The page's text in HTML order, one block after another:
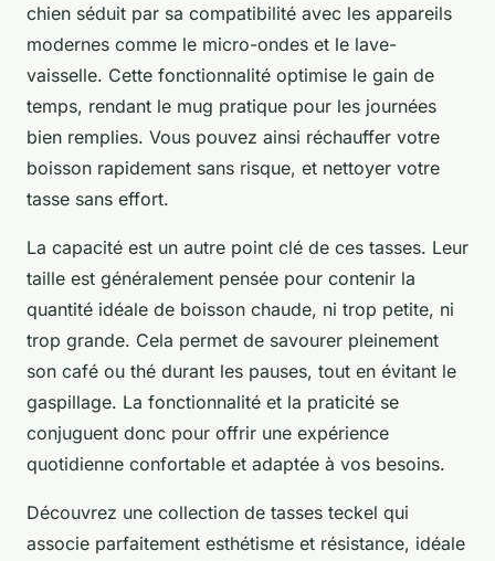
chien séduit par sa compatibilité avec les appareils
modernes comme le micro-ondes et le lave-
vaisselle. Cette fonctionnalité optimise le gain de
temps, rendant le mug pratique pour les journées
bien remplies. Vous pouvez ainsi réchauffer votre
boisson rapidement sans risque, et nettoyer votre
tasse sans effort.
La capacité est un autre point clé de ces tasses. Leur
taille est généralement pensée pour contenir la
quantité idéale de boisson chaude, ni trop petite, ni
trop grande. Cela permet de savourer pleinement
son café ou thé durant les pauses, tout en évitant le
gaspillage. La fonctionnalité et la praticité se
conjuguent donc pour offrir une expérience
quotidienne confortable et adaptée à vos besoins.
Découvrez une collection de tasses teckel qui
associe parfaitement esthétisme et résistance, idéale